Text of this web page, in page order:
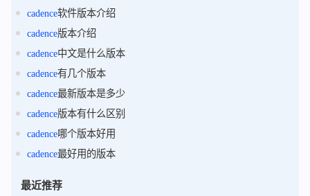
cadence软件版本介绍
cadence版本介绍
cadence中文是什么版本
cadence有几个版本
cadence最新版本是多少
cadence版本有什么区别
cadence哪个版本好用
cadence最好用的版本
最近推荐